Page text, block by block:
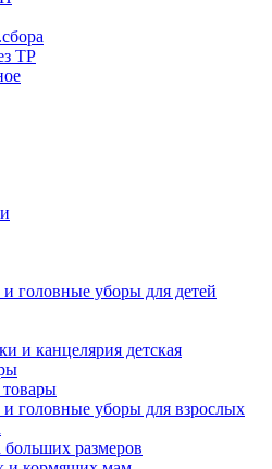
ТР
головные уборы для детей
и канцелярия детская
головные уборы для взрослых
размеров